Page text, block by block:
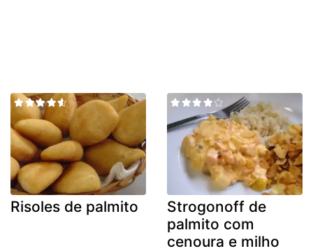
Risoles de palmito
Strogonoff de
palmito com
cenoura e milho